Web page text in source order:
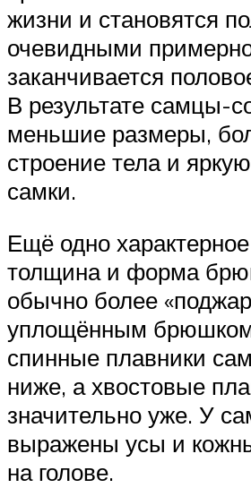
жизни и становятся
очевидными примерно
заканчивается
В результате самцы-
меньшие размеры,
строение тела и
самки.
Ещё одно
толщина и форма
обычно более
уплощённым
спинные плавники
ниже, а хвостовые
значительно уже. У
выражены усы и
на голове.